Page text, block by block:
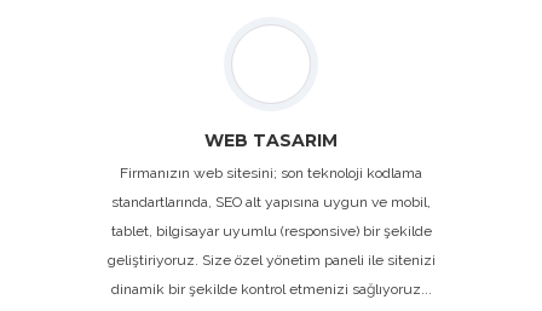
WEB TASARIM
Firmanızın web sitesini; son teknoloji kodlama
standartlarında, SEO alt yapısına uygun ve mobil,
tablet, bilgisayar uyumlu (responsive) bir şekilde
geliştiriyoruz. Size özel yönetim paneli ile sitenizi
dinamik bir şekilde kontrol etmenizi sağlıyoruz...